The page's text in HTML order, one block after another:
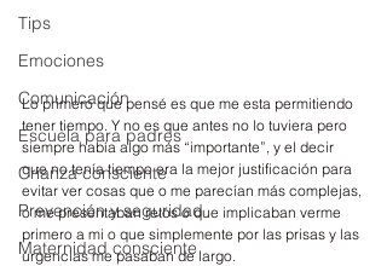
Tips
Emociones
Comunicación
Escuela para padres
Crianza consciente
Prevención y seguridad
Maternidad consciente
Lo primero que pensé es que me esta permitiendo
tener tiempo. Y no es que antes no lo tuviera pero
siempre había algo más “importante”, y el decir
que no tenía tiempo era la mejor justificación para
evitar ver cosas que o me parecían más complejas,
o me presentaban retos o que implicaban verme
primero a mi o que simplemente por las prisas y las
urgencias me pasaban de largo.